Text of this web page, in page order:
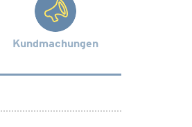
Kundmachungen